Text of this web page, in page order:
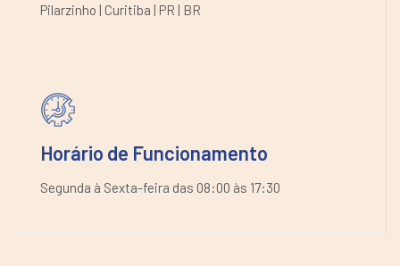
Pilarzinho | Curitiba | PR | BR
Horário de Funcionamento
Segunda à Sexta-feira das 08:00 às 17:30